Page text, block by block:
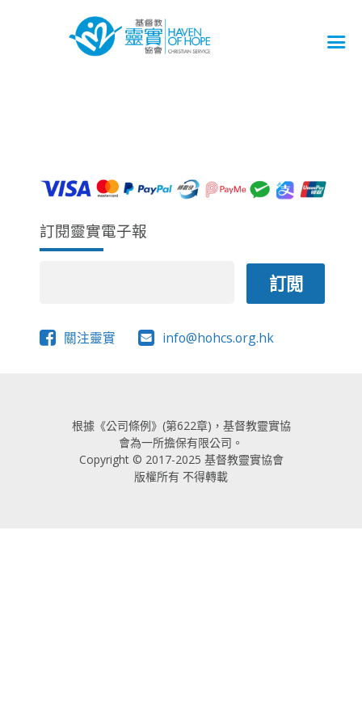
訂閱靈實電子報
關注靈實 info@hohcs.org.hk
根據《公司條例》(第622章)，基督教靈實協
會為一所擔保有限公司。
Copyright © 2017-2025 基督教靈實協會
版權所有 不得轉載